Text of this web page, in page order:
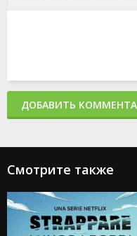
ДОБАВИТЬ
Смотрите также